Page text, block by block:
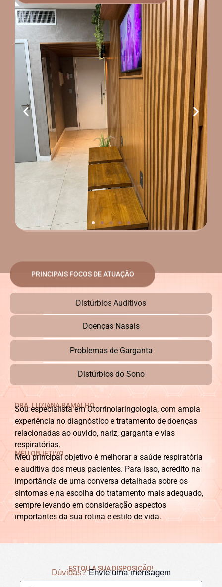
PRINCIPAIS FOCOS DE ATUAÇÃO
DRA. LUZIANA RAMALHO
Sou especialista em Otorrinolaringologia, com ampla
experiência no diagnóstico e tratamento de doenças
relacionadas ao ouvido, nariz, garganta e vias
respiratórias.
MEU OBJETIVO
Meu principal objetivo é melhorar a saúde respiratória
e auditiva dos meus pacientes. Para isso, acredito na
importância de uma conversa detalhada sobre os
sintomas e na escolha do tratamento mais adequado,
sempre levando em consideração aspectos
importantes da sua rotina e estilo de vida.
Distúrbios Auditivos
Doenças Nasais
Problemas de Garganta
Distúrbios do Sono
ESTOU A SUA DISPOSIÇÃO!
Dúvidas?Envie uma mensagem